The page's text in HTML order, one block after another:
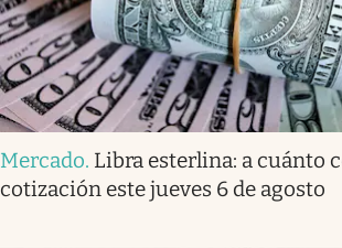
Mercado. Libra esterlina: a cuánto
cotización este jueves 6 de agosto